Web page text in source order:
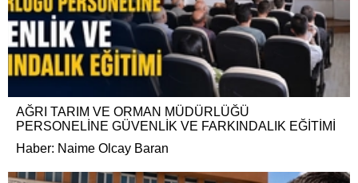
AĞRI TARIM VE ORMAN MÜDÜRLÜĞÜ
PERSONELİNE GÜVENLİK VE FARKINDALIK EĞİTİMİ
Haber: Naime Olcay Baran